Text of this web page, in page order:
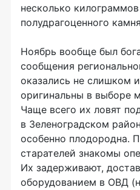
несколько
полудрагоценного
Ноябрь вообще был
сообщения
оказались не слишком
оригинальны в выборе
Чаще всего их ловят
в Зеленоградском
особенно плодородна.
старателей знакомы
Их задерживают,
оборудованием в ОВД